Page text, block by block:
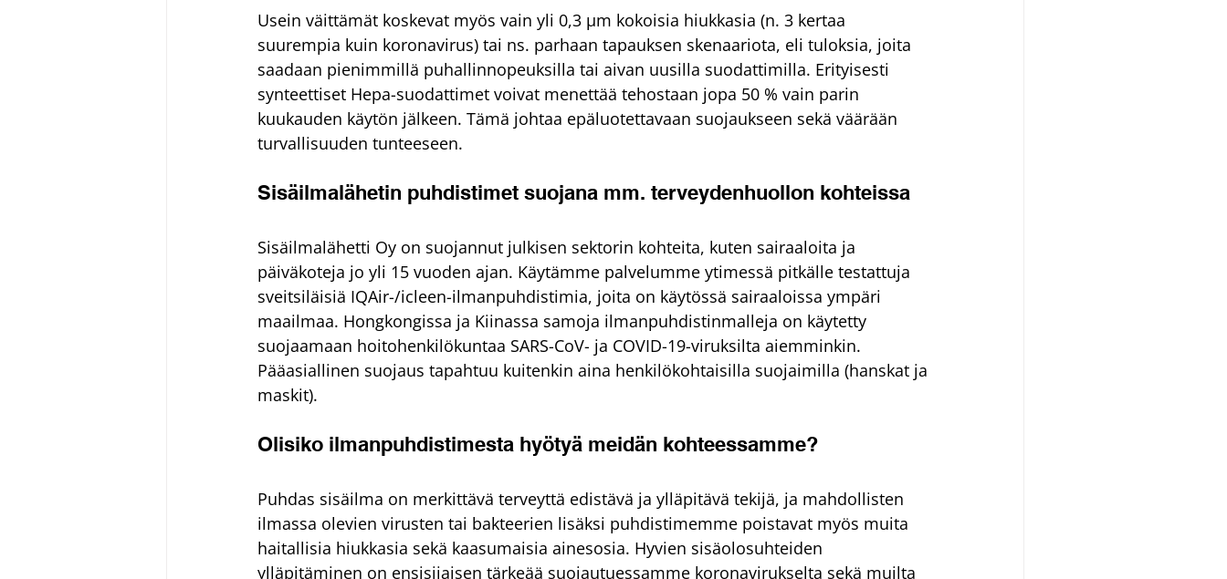
Usein väittämät koskevat myös vain yli 0,3 μm kokoisia hiukkasia (n. 3 kertaa
suurempia kuin koronavirus) tai ns. parhaan tapauksen skenaariota, eli tuloksia, joita
saadaan pienimmillä puhallinnopeuksilla tai aivan uusilla suodattimilla. Erityisesti
synteettiset Hepa-suodattimet voivat menettää tehostaan jopa 50 % vain parin
kuukauden käytön jälkeen. Tämä johtaa epäluotettavaan suojaukseen sekä väärään
turvallisuuden tunteeseen.
Sisäilmalähetin puhdistimet suojana mm. terveydenhuollon kohteissa
Sisäilmalähetti Oy on suojannut julkisen sektorin kohteita, kuten sairaaloita ja
päiväkoteja jo yli 15 vuoden ajan. Käytämme palvelumme ytimessä pitkälle testattuja
sveitsiläisiä IQAir-/icleen-ilmanpuhdistimia, joita on käytössä sairaaloissa ympäri
maailmaa. Hongkongissa ja Kiinassa samoja ilmanpuhdistinmalleja on käytetty
suojaamaan hoitohenkilökuntaa SARS-CoV- ja COVID-19-viruksilta aiemminkin.
Pääasiallinen suojaus tapahtuu kuitenkin aina henkilökohtaisilla suojaimilla (hanskat ja
maskit).
Olisiko ilmanpuhdistimesta hyötyä meidän kohteessamme?
Puhdas sisäilma on merkittävä terveyttä edistävä ja ylläpitävä tekijä, ja mahdollisten
ilmassa olevien virusten tai bakteerien lisäksi puhdistimemme poistavat myös muita
haitallisia hiukkasia sekä kaasumaisia ainesosia. Hyvien sisäolosuhteiden
ylläpitäminen on ensisijaisen tärkeää suojautuessamme koronavirukselta sekä muilta